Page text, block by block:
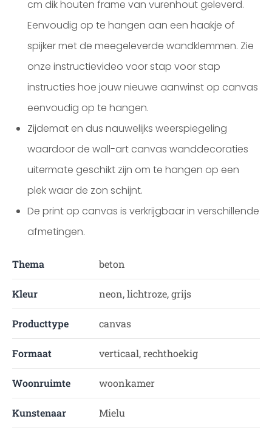
cm dik houten frame van vurenhout geleverd.
Eenvoudig op te hangen aan een haakje of
spijker met de meegeleverde wandklemmen. Zie
onze instructievideo voor stap voor stap
instructies hoe jouw nieuwe aanwinst op canvas
eenvoudig op te hangen.
Zijdemat en dus nauwelijks weerspiegeling
waardoor de wall-art canvas wanddecoraties
uitermate geschikt zijn om te hangen op een
plek waar de zon schijnt.
De print op canvas is verkrijgbaar in verschillende
afmetingen.
Thema beton
Kleur neon, lichtroze, grijs
Producttype canvas
Formaat verticaal, rechthoekig
Woonruimte woonkamer
Kunstenaar Mielu